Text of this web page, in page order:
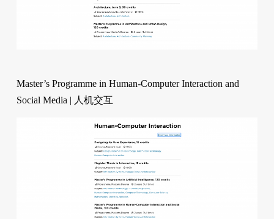
Master’s Programme in Human-Computer Interaction and
Social Media | 人机交互